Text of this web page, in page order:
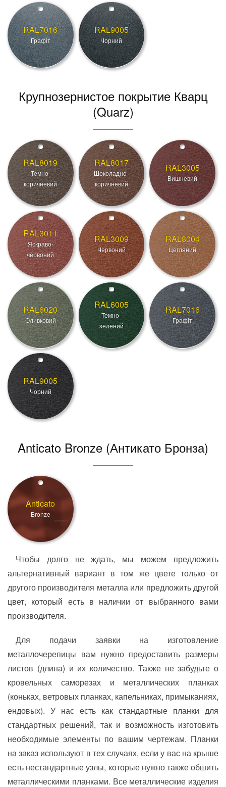
RAL7016
Графіт
RAL9005
Чорний
Крупнозернистое покрытие Кварц
(Quarz)
RAL8019
Темно-
коричневий
RAL8017
Шоколадно-
коричневий
RAL3005
Вишневий
RAL3011
Яскраво-
червоний
RAL3009
Червоний
RAL8004
Цегляний
RAL6020
Оливковий
RAL6005
Темно-
зелений
RAL7016
Графіт
RAL9005
Чорний
Anticato Bronze (Антикато Бронза)
Anticato
Bronze
Чтобы долго не ждать, мы можем предложить
альтернативный вариант в том же цвете только от
другого производителя металла или предложить другой
цвет, который есть в наличии от выбранного вами
производителя.
Для подачи заявки на изготовление
металлочерепицы вам нужно предоставить размеры
листов (длина) и их количество. Также не забудьте о
кровельных саморезах и металлических планках
(коньках, ветровых планках, капельниках, примыканиях,
ендовых). У нас есть как стандартные планки для
стандартных решений, так и возможность изготовить
необходимые элементы по вашим чертежам. Планки
на заказ используют в тех случаях, если у вас на крыше
есть нестандартные узлы, которые нужно также обшить
металлическими планками. Все металлические изделия